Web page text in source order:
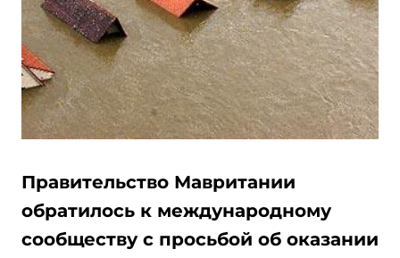
Правительство Мавритании
обратилось к международному
сообществу с просьбой об оказании